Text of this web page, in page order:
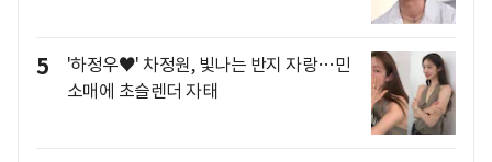
5
'하정우♥' 차정원, 빛나는 반지 자랑…민
소매에 초슬렌더 자태